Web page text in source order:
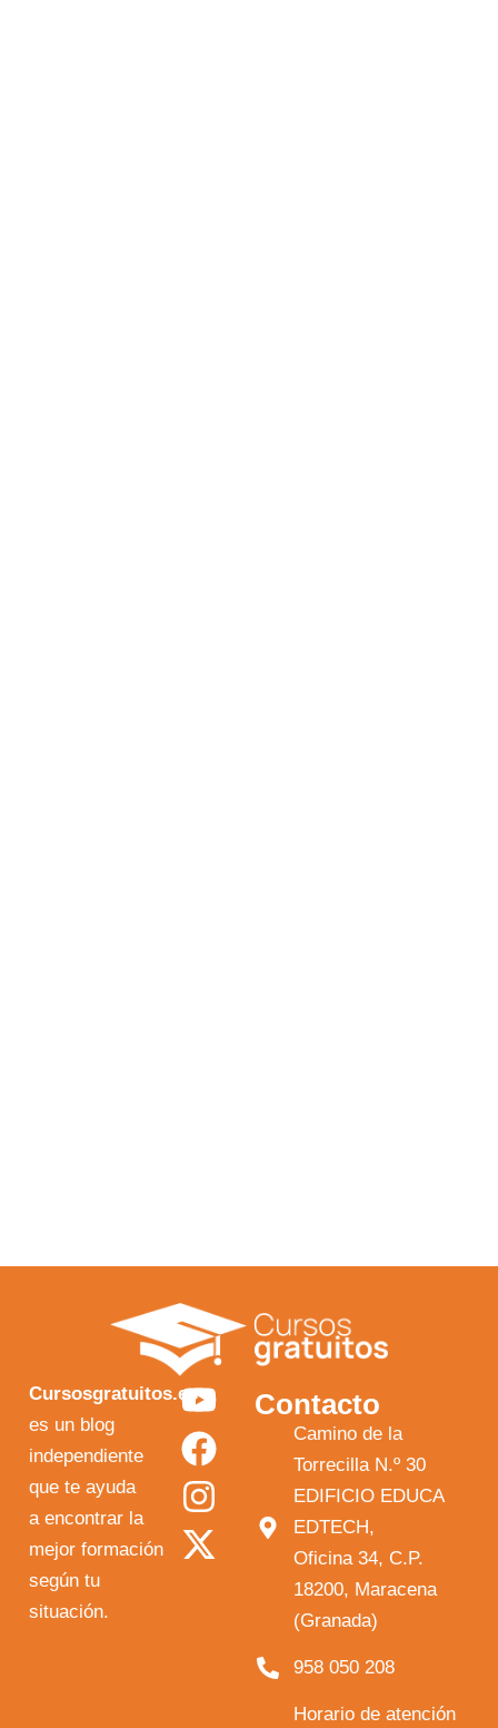
Cursosgratuitos.es
es un blog
independiente
que te ayuda
a encontrar la
mejor formación
según tu
situación.
Y
o
u
t
u
F
a
c
e
b
I
n
s
t
a
X
-
t
w
i
Contacto
Camino de la
Torrecilla N.º 30
EDIFICIO EDUCA
EDTECH,
Oficina 34, C.P.
18200, Maracena
(Granada)
958 050 208
Horario de atención